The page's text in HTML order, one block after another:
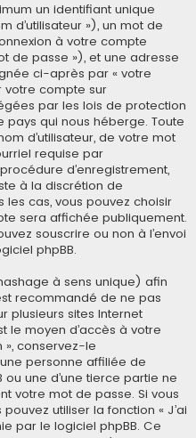
un identifiant unique
d’utilisateur »), un mot de
à votre compte
de passe »), et une adresse
ci-après par « votre
votre compte sur
par les lois de protection
qui nous héberge. Toute
d’utilisateur, de votre mot
requise par
d’enregistrement,
à la discrétion de
les cas, vous pouvez choisir
sera affichée publiquement.
souscrire ou non à l’envoi
phpBB.
à sens unique) afin
recommandé de ne pas
plusieurs sites Internet
le moyen d’accès à votre
», conservez-le
personne affiliée de
ou une d’une tierce partie ne
votre mot de passe. Si vous
utiliser la fonction « J’ai
par le logiciel phpBB. Ce